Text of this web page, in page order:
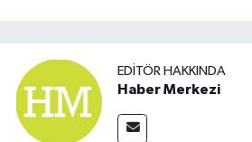
EDITÖR HAKKINDA
Haber Merkezi